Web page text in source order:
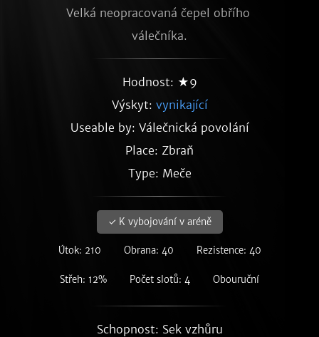
Velká neopracovaná čepel obřího
válečníka.
Hodnost: ★9
Výskyt: vynikající
Useable by: Válečnická povolání
Place: Zbraň
Type: Meče
✓ K vybojování v aréně
Útok: 210 Obrana: 40 Rezistence: 40
Střeh: 12% Počet slotů: 4 Obouruční
Schopnost: Sek vzhůru